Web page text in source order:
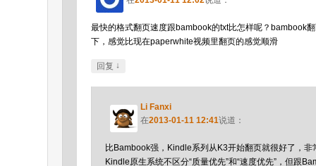
最快的格式翻页速度跟bambook的txt比怎样呢？bambook
下，感觉比现在paperwhite视频里翻页的感觉顺滑
回复 ↓
Li Fanxi
在2013-01-11 12:41说道：
比Bambook强，Kindle系列从K3开始翻页就很好了，非
Kindle原生系统不区分“质量优先”和“速度优先”，但跟